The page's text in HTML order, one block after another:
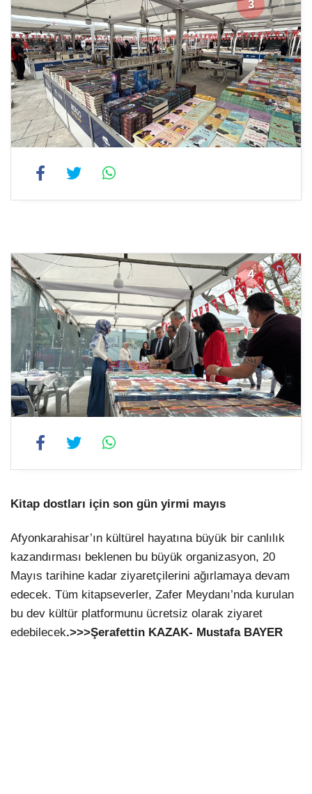
3 4
4 4
Kitap dostları için son gün yirmi mayıs
Afyonkarahisar’ın kültürel hayatına büyük bir canlılık
kazandırması beklenen bu büyük organizasyon, 20
Mayıs tarihine kadar ziyaretçilerini ağırlamaya devam
edecek. Tüm kitapseverler, Zafer Meydanı’nda kurulan
bu dev kültür platformunu ücretsiz olarak ziyaret
edebilecek.>>>Şerafettin KAZAK- Mustafa BAYER